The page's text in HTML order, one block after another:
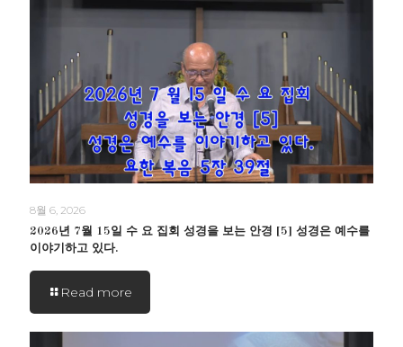
8월 6, 2026
2026년 7월 15일 수 요 집회 성경을 보는 안경 [5] 성경은 예수를
이야기하고 있다.
Read more